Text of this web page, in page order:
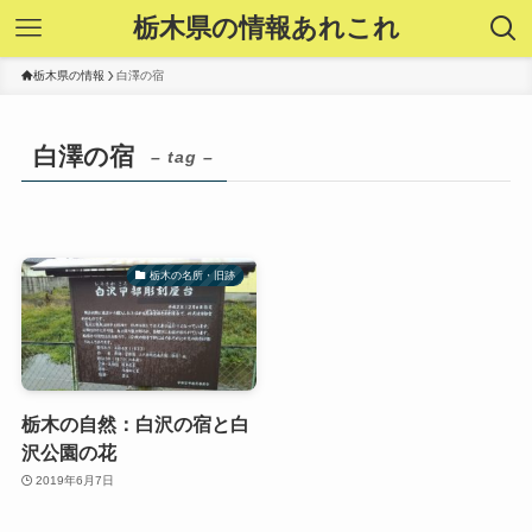
栃木県の情報あれこれ
栃木県の情報 白澤の宿
白澤の宿 – tag –
栃木の名所・旧跡
栃木の自然：白沢の宿と白
沢公園の花
2019年6月7日